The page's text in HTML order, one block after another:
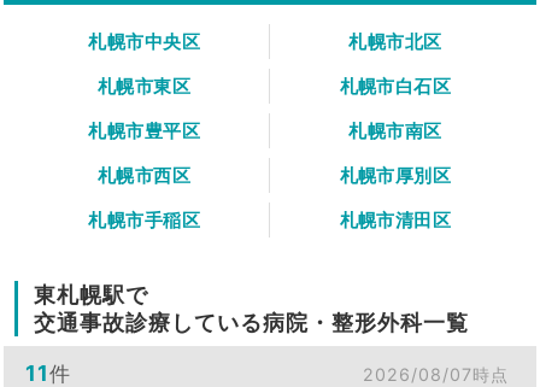
札幌市中央区
札幌市北区
札幌市東区
札幌市白石区
札幌市豊平区
札幌市南区
札幌市西区
札幌市厚別区
札幌市手稲区
札幌市清田区
東札幌駅で
交通事故診療している病院・整形外科一覧
11件 2026/08/07時点